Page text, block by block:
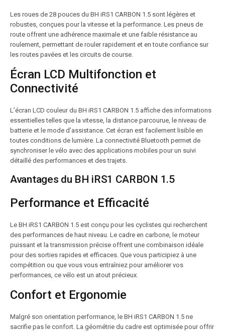
Les roues de 28 pouces du BH iRS1 CARBON 1.5 sont légères et
robustes, conçues pour la vitesse et la performance. Les pneus de
route offrent une adhérence maximale et une faible résistance au
roulement, permettant de rouler rapidement et en toute confiance sur
les routes pavées et les circuits de course.
Écran LCD Multifonction et
Connectivité
L’écran LCD couleur du BH iRS1 CARBON 1.5 affiche des informations
essentielles telles que la vitesse, la distance parcourue, le niveau de
batterie et le mode d’assistance. Cet écran est facilement lisible en
toutes conditions de lumière. La connectivité Bluetooth permet de
synchroniser le vélo avec des applications mobiles pour un suivi
détaillé des performances et des trajets.
Avantages du BH iRS1 CARBON 1.5
Performance et Efficacité
Le BH iRS1 CARBON 1.5 est conçu pour les cyclistes qui recherchent
des performances de haut niveau. Le cadre en carbone, le moteur
puissant et la transmission précise offrent une combinaison idéale
pour des sorties rapides et efficaces. Que vous participiez à une
compétition ou que vous vous entraîniez pour améliorer vos
performances, ce vélo est un atout précieux.
Confort et Ergonomie
Malgré son orientation performance, le BH iRS1 CARBON 1.5 ne
sacrifie pas le confort. La géométrie du cadre est optimisée pour offrir